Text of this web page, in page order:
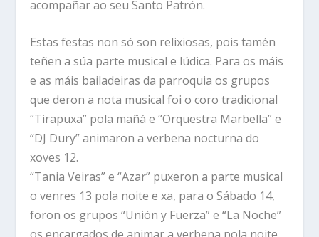
acompañar ao seu Santo Patrón.
Estas festas non só son relixiosas, pois tamén
teñen a súa parte musical e lúdica. Para os máis
e as máis bailadeiras da parroquia os grupos
que deron a nota musical foi o coro tradicional
“Tirapuxa” pola mañá e “Orquestra Marbella” e
“DJ Dury” animaron a verbena nocturna do
xoves 12.
“Tania Veiras” e “Azar” puxeron a parte musical
o venres 13 pola noite e xa, para o Sábado 14,
foron os grupos “Unión y Fuerza” e “La Noche”